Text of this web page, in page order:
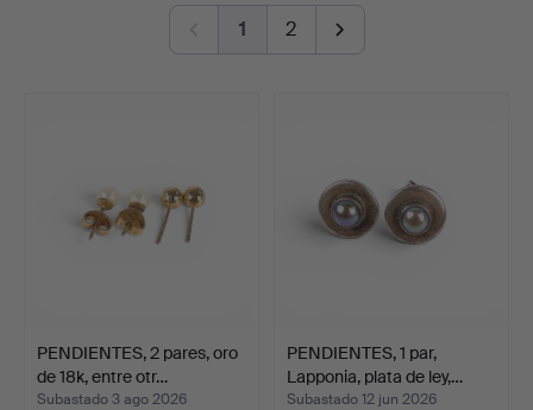
1 2
PENDIENTES, 2 pares, oro
de 18k, entre otr…
Subastado 3 ago 2026
PENDIENTES, 1 par,
Lapponia, plata de ley,…
Subastado 12 jun 2026